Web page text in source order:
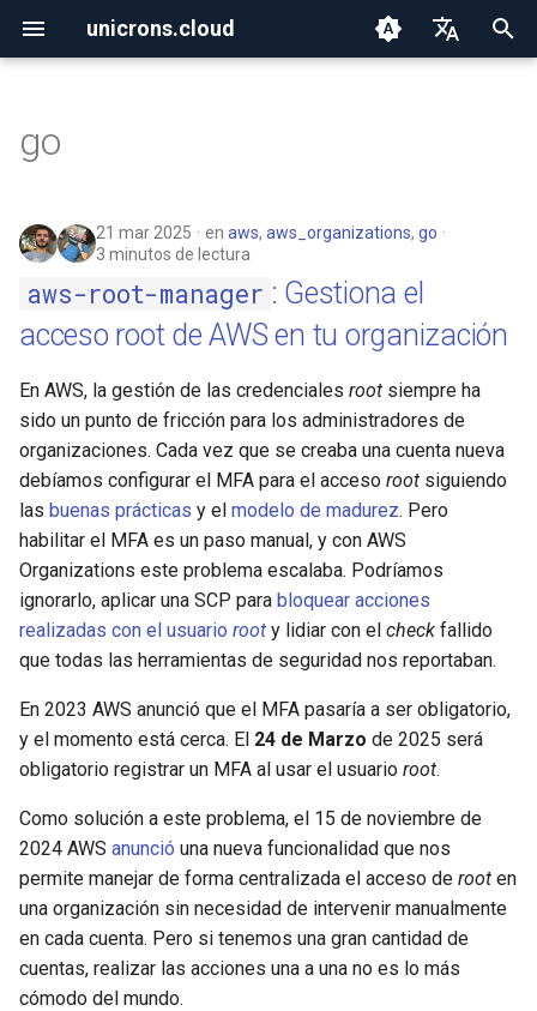
unicrons.cloud
i
l
i
z
n
o
b
q
u
e
a
2026
2025
aws-root-manager: Gestiona
organización
results into AWS SecurityHub
AWS configuration with AWS
Organizations
go
21 mar 2025 en aws, aws_organizations, go
3 minutos de lectura
aws-root-manager : Gestiona el
acceso root de AWS en tu organización
En AWS, la gestión de las credenciales root siempre ha
sido un punto de fricción para los administradores de
organizaciones. Cada vez que se creaba una cuenta nueva
debíamos configurar el MFA para el acceso root siguiendo
las buenas prácticas y el modelo de madurez. Pero
habilitar el MFA es un paso manual, y con AWS
Organizations este problema escalaba. Podríamos
ignorarlo, aplicar una SCP para bloquear acciones
realizadas con el usuario root y lidiar con el check fallido
que todas las herramientas de seguridad nos reportaban.
En 2023 AWS anunció que el MFA pasaría a ser obligatorio,
y el momento está cerca. El 24 de Marzo de 2025 será
obligatorio registrar un MFA al usar el usuario root.
Como solución a este problema, el 15 de noviembre de
2024 AWS anunció una nueva funcionalidad que nos
permite manejar de forma centralizada el acceso de root en
una organización sin necesidad de intervenir manualmente
en cada cuenta. Pero si tenemos una gran cantidad de
cuentas, realizar las acciones una a una no es lo más
cómodo del mundo.